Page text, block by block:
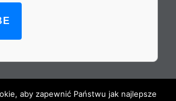
aby zapewnić Państwu jak najlepsze